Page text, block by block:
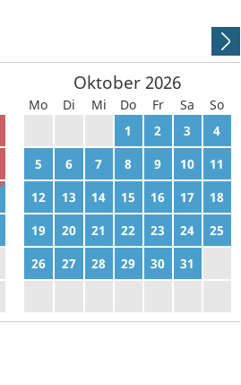
Oktober 2026
Mo Di Mi Do Fr Sa
So
1 2 3
4
5
6 7 8 9 10
11
12
13 14 15 16 17
18
19
20 21 22 23 24
25
26
27 28 29 30 31